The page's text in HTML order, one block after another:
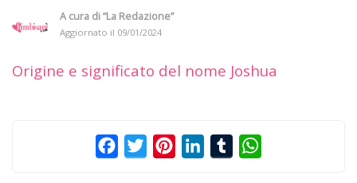
A cura di“La Redazione”
Aggiornato il 09/01/2024
Origine e significato del nome Joshua
FacebookTwitterPinterestLinkedInTumblr